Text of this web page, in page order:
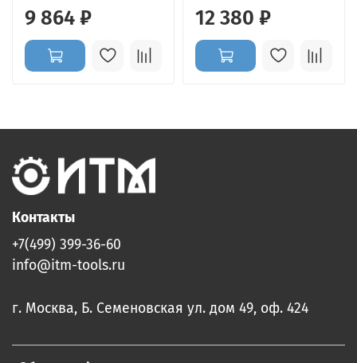
9 864 ₽ 12 380 ₽
Контакты
+7(499) 399-36-60
info@itm-tools.ru
г. Москва, Б. Семеновская ул. дом 49, оф. 424